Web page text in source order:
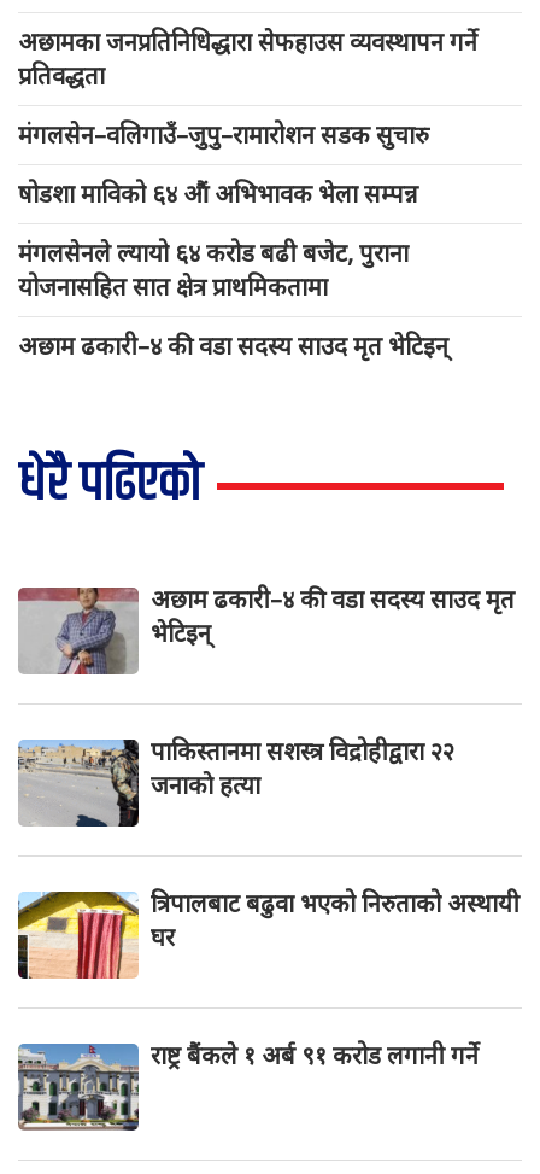
अछामका जनप्रतिनिधिद्धारा सेफहाउस व्यवस्थापन गर्ने
प्रतिवद्धता
मंगलसेन–वलिगाउँ–जुपु–रामारोशन सडक सुचारु
षोडशा माविको ६४ औं अभिभावक भेला सम्पन्न
मंगलसेनले ल्यायो ६४ करोड बढी बजेट, पुराना
योजनासहित सात क्षेत्र प्राथमिकतामा
अछाम ढकारी–४ की वडा सदस्य साउद मृत भेटिइन्
धेरै पढिएको
अछाम ढकारी–४ की वडा सदस्य साउद मृत
भेटिइन्
पाकिस्तानमा सशस्त्र विद्रोहीद्वारा २२
जनाकाे हत्या
त्रिपालबाट बढुवा भएको निरुताको अस्थायी
घर
राष्ट्र बैंकले १ अर्ब ९१ करोड लगानी गर्ने